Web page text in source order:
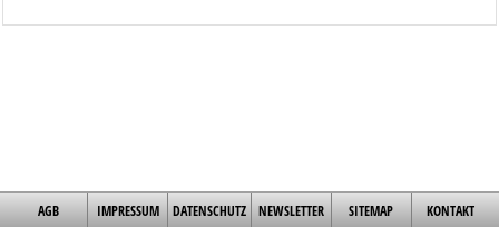
AGB IMPRESSUM DATENSCHUTZ NEWSLETTER SITEMAP KONTAKT